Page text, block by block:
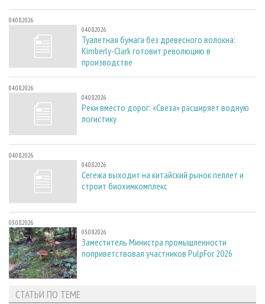
04.08.2026
04.08.2026
Туалетная бумага без древесного волокна:
Kimberly-Clark готовит революцию в
производстве
04.08.2026
04.08.2026
Реки вместо дорог: «Свеза» расширяет водную
логистику
04.08.2026
04.08.2026
Сегежа выходит на китайский рынок пеллет и
строит биохимкомплекс
03.08.2026
03.08.2026
Заместитель Министра промышленности
поприветствовал участников PulpFor 2026
СТАТЬИ ПО ТЕМЕ